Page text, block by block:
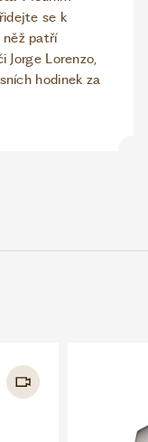
se k
něž patří
Jorge Lorenzo,
hodinek za